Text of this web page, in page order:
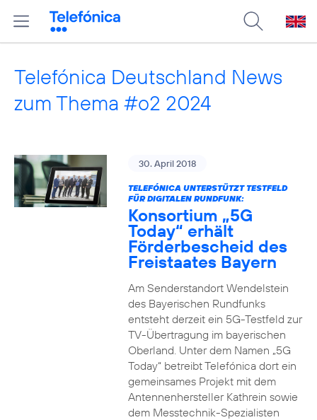
Telefónica Deutschland News
zum Thema #o2 2024
30. April 2018
TELEFÓNICA UNTERSTÜTZT TESTFELD
FÜR DIGITALEN RUNDFUNK:
Konsortium „5G
Today“ erhält
Förderbescheid des
Freistaates Bayern
Am Senderstandort Wendelstein
des Bayerischen Rundfunks
entsteht derzeit ein 5G-Testfeld zur
TV-Übertragung im bayerischen
Oberland. Unter dem Namen „5G
Today“ betreibt Telefónica dort ein
gemeinsames Projekt mit dem
Antennenhersteller Kathrein sowie
dem Messtechnik-Spezialisten